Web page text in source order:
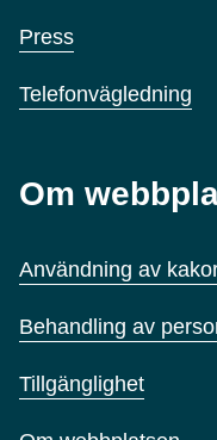
Press
Telefonvägledning
Om
Användning av
Behandling av
Tillgänglighet